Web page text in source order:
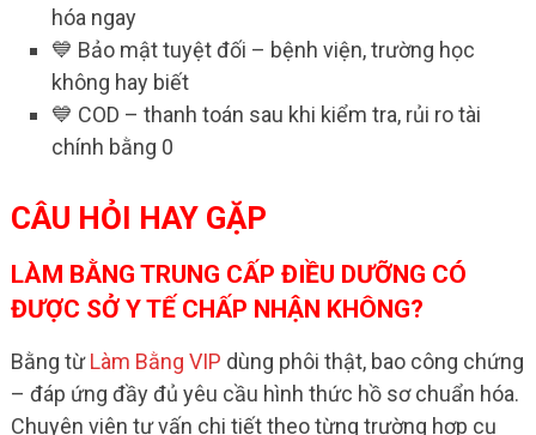
hóa ngay
💙 Bảo mật tuyệt đối – bệnh viện, trường học
không hay biết
💙 COD – thanh toán sau khi kiểm tra, rủi ro tài
chính bằng 0
CÂU HỎI HAY GẶP
LÀM BẰNG TRUNG CẤP ĐIỀU DƯỠNG CÓ
ĐƯỢC SỞ Y TẾ CHẤP NHẬN KHÔNG?
Bằng từLàm Bằng VIP dùng phôi thật, bao công chứng
– đáp ứng đầy đủ yêu cầu hình thức hồ sơ chuẩn hóa.
Chuyên viên tư vấn chi tiết theo từng trường hợp cụ